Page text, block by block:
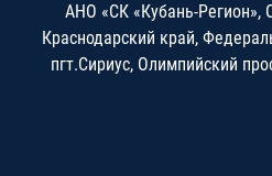
АНО «СК «Кубань-Регион»,
Краснодарский край,
пгт.Сириус, Олимпийский